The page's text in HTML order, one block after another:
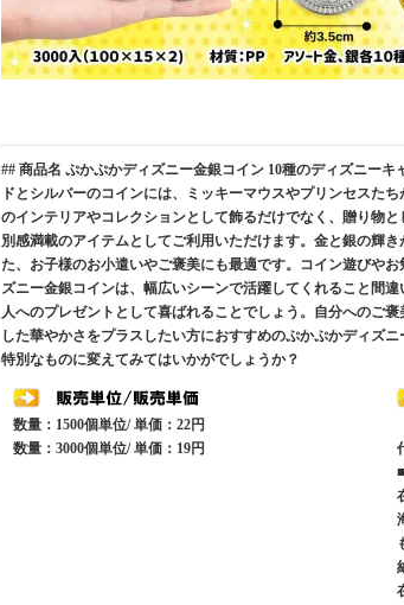
## 商品名 ぷかぷかディズニー金銀コイン 10種のディズニー
ドとシルバーのコインには、ミッキーマウスやプリンセスた
のインテリアやコレクションとして飾るだけでなく、贈り物
別感満載のアイテムとしてご利用いただけます。金と銀の輝
た、お子様のお小遣いやご褒美にも最適です。コイン遊びや
ズニー金銀コインは、幅広いシーンで活躍してくれること間
人へのプレゼントとして喜ばれることでしょう。自分へのご
した華やかさをプラスしたい方におすすめのぷかぷかディズ
特別なものに変えてみてはいかがでしょうか？
数量：1500個単位/ 単価：22円
数量：3000個単位/ 単価：19円